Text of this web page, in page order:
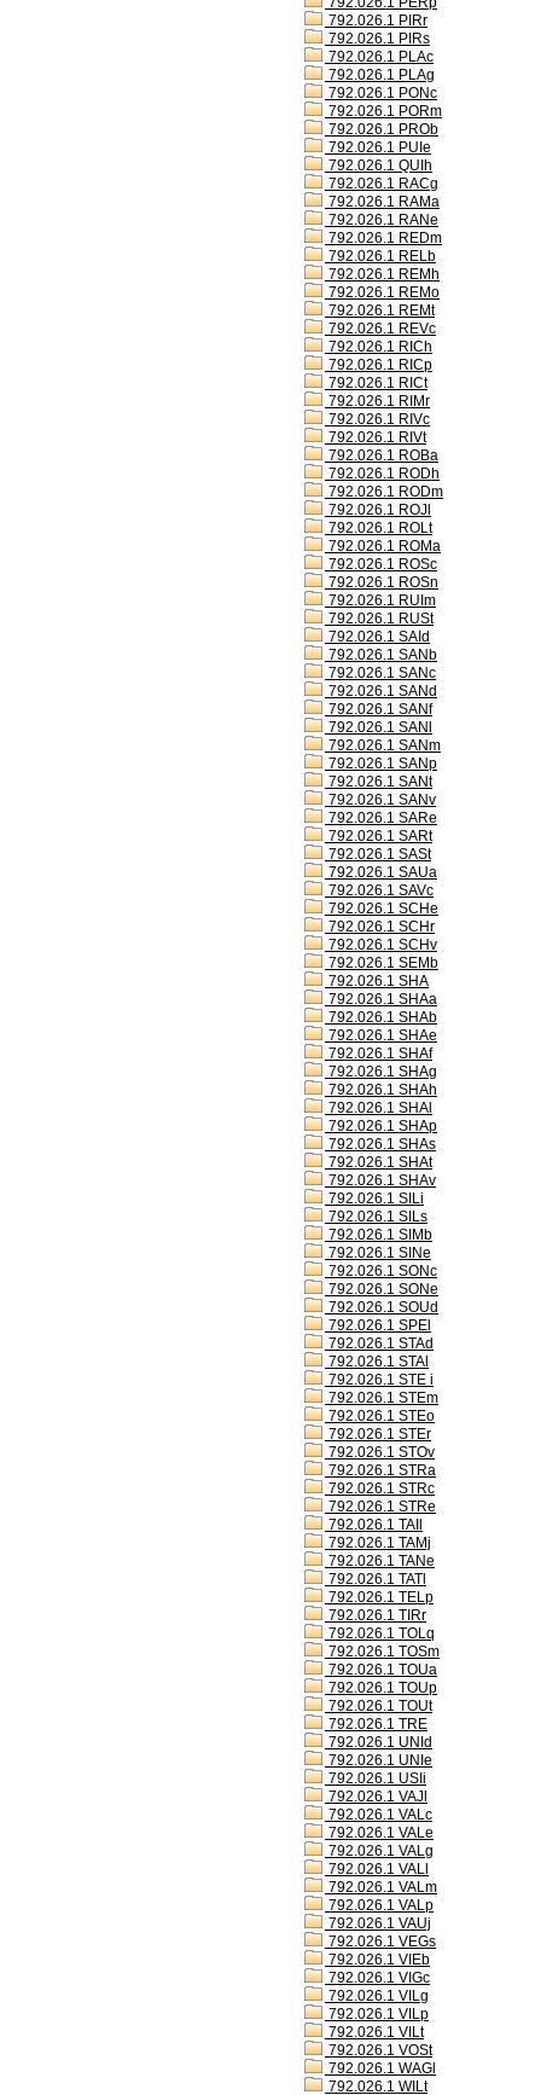
792.026.1 PIRr
792.026.1 PIRs
792.026.1 PLAc
792.026.1 PLAg
792.026.1 PONc
792.026.1 PORm
792.026.1 PROb
792.026.1 PUIe
792.026.1 QUIh
792.026.1 RACg
792.026.1 RAMa
792.026.1 RANe
792.026.1 REDm
792.026.1 RELb
792.026.1 REMh
792.026.1 REMo
792.026.1 REMt
792.026.1 REVc
792.026.1 RICh
792.026.1 RICp
792.026.1 RICt
792.026.1 RIMr
792.026.1 RIVc
792.026.1 RIVt
792.026.1 ROBa
792.026.1 RODh
792.026.1 RODm
792.026.1 ROJl
792.026.1 ROLt
792.026.1 ROMa
792.026.1 ROSc
792.026.1 ROSn
792.026.1 RUIm
792.026.1 RUSt
792.026.1 SAId
792.026.1 SANb
792.026.1 SANc
792.026.1 SANd
792.026.1 SANf
792.026.1 SANl
792.026.1 SANm
792.026.1 SANp
792.026.1 SANt
792.026.1 SANv
792.026.1 SARe
792.026.1 SARt
792.026.1 SASt
792.026.1 SAUa
792.026.1 SAVc
792.026.1 SCHe
792.026.1 SCHr
792.026.1 SCHv
792.026.1 SEMb
792.026.1 SHA
792.026.1 SHAa
792.026.1 SHAb
792.026.1 SHAe
792.026.1 SHAf
792.026.1 SHAg
792.026.1 SHAh
792.026.1 SHAl
792.026.1 SHAp
792.026.1 SHAs
792.026.1 SHAt
792.026.1 SHAv
792.026.1 SILi
792.026.1 SILs
792.026.1 SIMb
792.026.1 SINe
792.026.1 SONc
792.026.1 SONe
792.026.1 SOUd
792.026.1 SPEl
792.026.1 STAd
792.026.1 STAl
792.026.1 STE i
792.026.1 STEm
792.026.1 STEo
792.026.1 STEr
792.026.1 STOv
792.026.1 STRa
792.026.1 STRc
792.026.1 STRe
792.026.1 TAIl
792.026.1 TAMj
792.026.1 TANe
792.026.1 TATl
792.026.1 TELp
792.026.1 TIRr
792.026.1 TOLq
792.026.1 TOSm
792.026.1 TOUa
792.026.1 TOUp
792.026.1 TOUt
792.026.1 TRE
792.026.1 UNId
792.026.1 UNIe
792.026.1 USIi
792.026.1 VAJl
792.026.1 VALc
792.026.1 VALe
792.026.1 VALg
792.026.1 VALl
792.026.1 VALm
792.026.1 VALp
792.026.1 VAUj
792.026.1 VEGs
792.026.1 VIEb
792.026.1 VIGc
792.026.1 VILg
792.026.1 VILp
792.026.1 VILt
792.026.1 VOSt
792.026.1 WAGl
792.026.1 WILt